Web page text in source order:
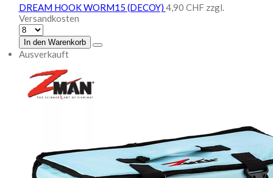
DREAM HOOK WORM15 (DECOY) 4,90 CHF zzgl.
Versandkosten
In den Warenkorb
Ausverkauft